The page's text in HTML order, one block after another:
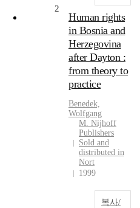
2
Human rights
in Bosnia and
Herzegovina
after Dayton :
from theory to
practice
Benedek,
Wolfgang
M. Nijhoff
Publishers
Sold and
distributed in
Nort
1999
복사/